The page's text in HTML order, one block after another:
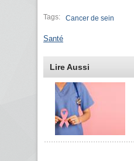
Tags: Cancer de sein
Santé
Lire Aussi